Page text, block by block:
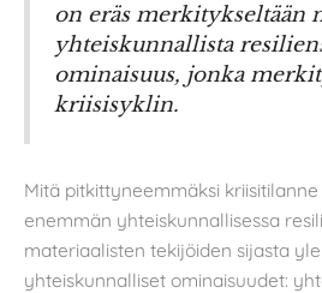
on eräs merkitykseltään
yhteiskunnallista
ominaisuus, jonka
kriisisyklin.
Mitä pitkittyneemmäksi
enemmän yhteiskunnallisessa
materiaalisten tekijöiden sijasta
yhteiskunnalliset ominaisuudet: